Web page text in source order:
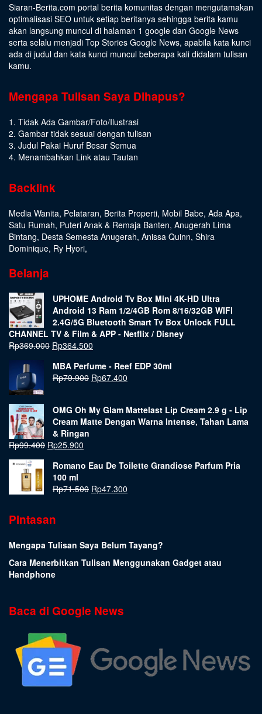
Siaran-Berita.com portal berita komunitas dengan mengutamakan
optimalisasi SEO untuk setiap beritanya sehingga berita kamu
akan langsung muncul di halaman 1 google dan Google News
serta selalu menjadi Top Stories Google News, apabila kata kunci
ada di judul dan kata kunci muncul beberapa kali didalam tulisan
kamu.
Mengapa Tulisan Saya Dihapus?
1. Tidak Ada Gambar/Foto/Ilustrasi
2. Gambar tidak sesuai dengan tulisan
3. Judul Pakai Huruf Besar Semua
4. Menambahkan Link atau Tautan
Backlink
Media Wanita, Pelataran, Berita Properti, Mobil Babe, Ada Apa,
Satu Rumah, Puteri Anak & Remaja Banten, Anugerah Lima
Bintang, Desta Semesta Anugerah, Anissa Quinn, Shira
Dominique, Ry Hyori,
Belanja
UPHOME Android Tv Box Mini 4K-HD Ultra
Android 13 Ram 1/2/4GB Rom 8/16/32GB WIFI
2.4G/5G Bluetooth Smart Tv Box Unlock FULL
CHANNEL TV & Film & APP - Netflix / Disney
Rp369.000 Rp364.500
MBA Perfume - Reef EDP 30ml
Rp79.900 Rp67.400
OMG Oh My Glam Mattelast Lip Cream 2.9 g - Lip
Cream Matte Dengan Warna Intense, Tahan Lama
& Ringan
Rp99.400 Rp25.900
Romano Eau De Toilette Grandiose Parfum Pria
100 ml
Rp71.500 Rp47.300
Pintasan
Mengapa Tulisan Saya Belum Tayang?
Cara Menerbitkan Tulisan Menggunakan Gadget atau
Handphone
Baca di Google News